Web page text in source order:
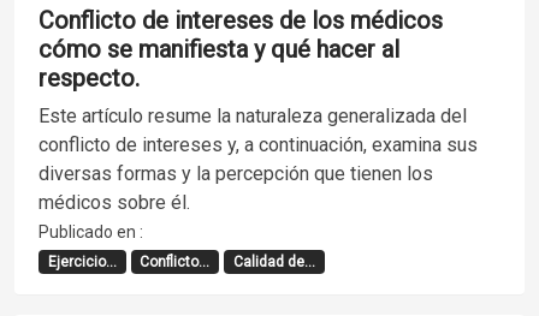
Conflicto de intereses de los médicos
cómo se manifiesta y qué hacer al
respecto.
Este artículo resume la naturaleza generalizada del
conflicto de intereses y, a continuación, examina sus
diversas formas y la percepción que tienen los
médicos sobre él.
Publicado en :
Ejercicio... Conflicto... Calidad de...